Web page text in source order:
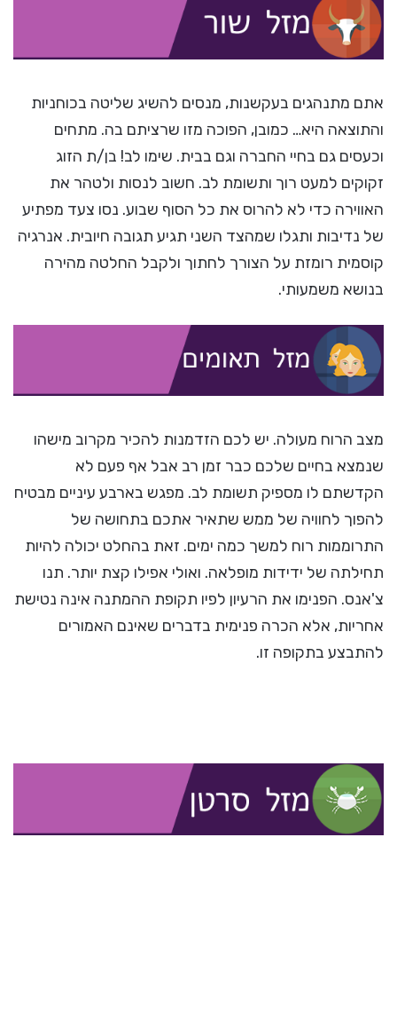
אתם מתנהגים בעקשנות, מנסים להשיג שליטה בכוחניות
והתוצאה היא… כמובן, הפוכה מזו שרציתם בה. מתחים
וכעסים גם בחיי החברה וגם בבית. שימו לב! בן/ת הזוג
זקוקים למעט רוך ותשומת לב. חשוב לנסות ולטהר את
האווירה כדי לא להרוס את כל הסוף שבוע. נסו צעד מפתיע
של נדיבות ותגלו שמהצד השני תגיע תגובה חיובית. אנרגיה
קוסמית רומזת על הצורך לחתוך ולקבל החלטה מהירה
בנושא משמעותי.
מצב הרוח מעולה. יש לכם הזדמנות להכיר מקרוב מישהו
שנמצא בחיים שלכם כבר זמן רב אבל אף פעם לא
הקדשתם לו מספיק תשומת לב. מפגש בארבע עיניים מבטיח
להפוך לחוויה של ממש שתאיר אתכם בתחושה של
התרוממות רוח למשך כמה ימים. זאת בהחלט יכולה להיות
תחילתה של ידידות מופלאה. ואולי אפילו קצת יותר. תנו
צ'אנס. הפנימו את הרעיון לפיו תקופת ההמתנה אינה נטישת
אחריות, אלא הכרה פנימית בדברים שאינם האמורים
להתבצע בתקופה זו.